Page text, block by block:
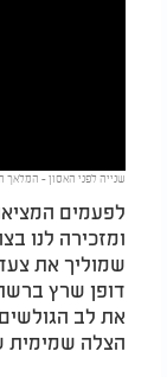
שנייה לפני האסון - המלאך
לפעמים
ומזכירה לנו
שמוליך את
דופן שרץ
את לב
הצלה